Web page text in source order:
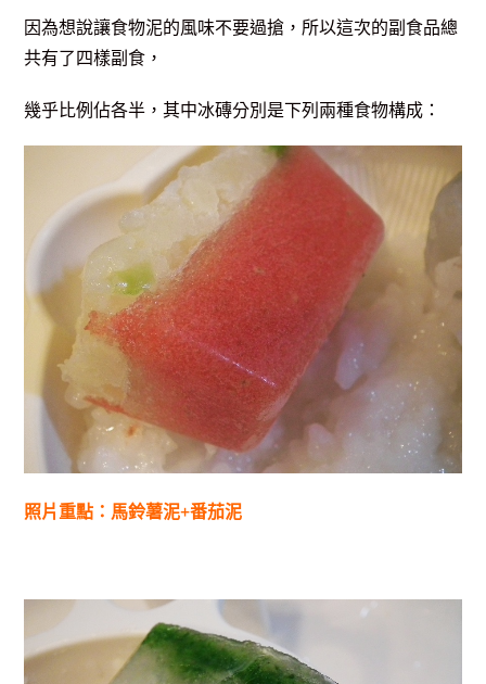
因為想說讓食物泥的風味不要過搶，所以這次的副食品總
共有了四樣副食，
幾乎比例佔各半，其中冰磚分別是下列兩種食物構成：
照片重點：馬鈴薯泥+番茄泥